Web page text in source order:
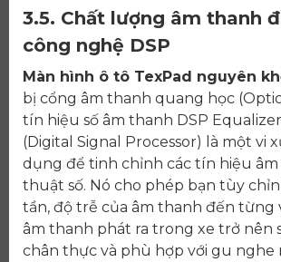
3.5. Chất lượng âm thanh
công nghệ DSP
Màn hình ô tô TexPad nguyên
bị cổng âm thanh quang học
tín hiệu số âm thanh DSP
(Digital Signal Processor) là một vi
dụng để tinh chỉnh các tín hiệu
thuật số. Nó cho phép bạn tùy
tần, độ trễ của âm thanh đến từng
âm thanh phát ra trong xe trở nên
chân thực và phù hợp với gu nghe